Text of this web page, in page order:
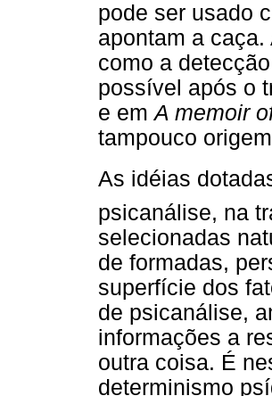
pode ser usado
apontam a
como a
possível após o
e emA memoir
tampouco
As idéias
psicanálise, na
selecionadas
de formadas,
superfície dos
de psicanálise,
informações a
outra coisa. É
determinismo